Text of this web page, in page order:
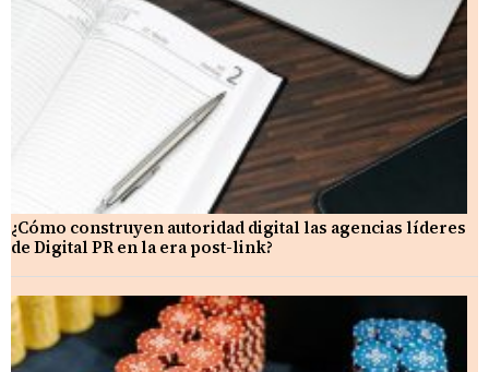
¿Cómo construyen autoridad digital las agencias líderes
de Digital PR en la era post-link?